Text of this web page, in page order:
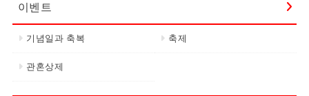
이벤트
기념일과 축복 축제
관혼상제